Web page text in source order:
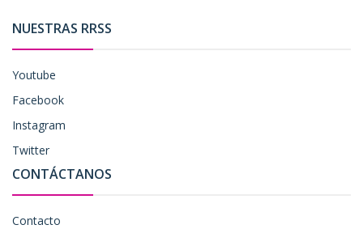
NUESTRAS RRSS
Youtube
Facebook
Instagram
Twitter
CONTÁCTANOS
Contacto